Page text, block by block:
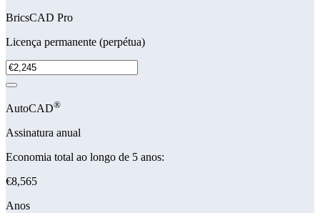
BricsCAD Pro
Licença permanente (perpétua)
AutoCAD®
Assinatura anual
Economia total ao longo de 5 anos:
€8,565
Anos